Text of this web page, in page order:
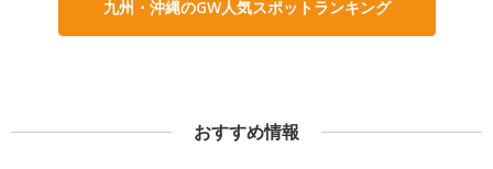
九州・沖縄のGW人気スポットランキング
おすすめ情報